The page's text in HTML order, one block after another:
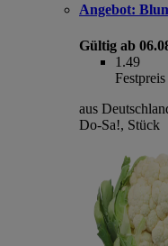
Angebot:
Gültig ab
1.49
aus
Do-Sa!, Stück